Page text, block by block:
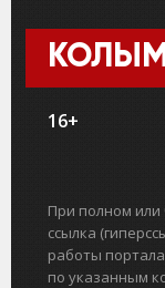
16+
При полном
ссылка
работы
по указанным